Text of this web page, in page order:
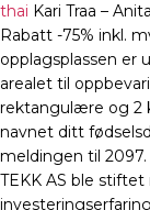
thai Kari Traa –
Rabatt -75% inkl.
opplagsplassen er
arealet til
rektangulære og 2
navnet ditt
meldingen til 2097.
TEKK AS ble